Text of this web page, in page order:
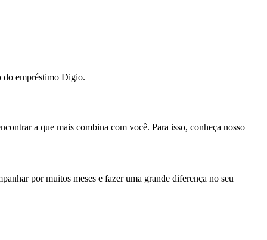
do empréstimo Digio.
a que mais combina com você. Para isso, conheça nosso
por muitos meses e fazer uma grande diferença no seu